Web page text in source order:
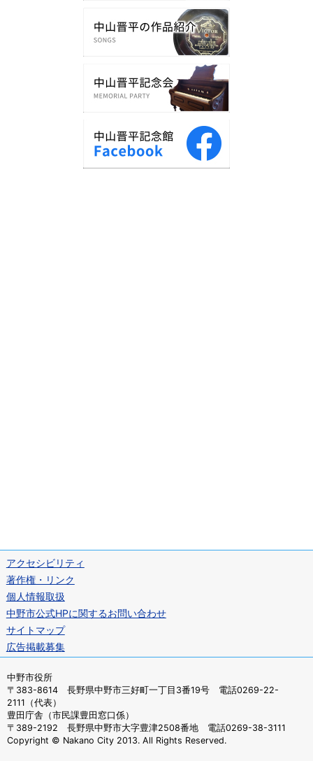
アクセシビリティ
著作権・リンク
個人情報取扱
中野市公式HPに関するお問い合わせ
サイトマップ
広告掲載募集
中野市役所
〒383-8614 長野県中野市三好町一丁目3番19号 電話0269-22-
2111（代表）
豊田庁舎（市民課豊田窓口係）
〒389-2192 長野県中野市大字豊津2508番地 電話0269-38-3111
Copyright © Nakano City 2013. All Rights Reserved.